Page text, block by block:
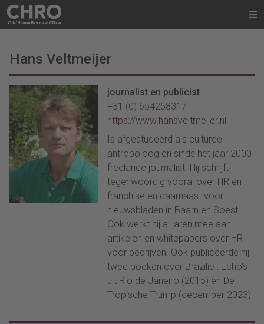
Hans Veltmeijer
journalist en publicist
+31 (0) 654258317
https://www.hansveltmeijer.nl
Is afgestudeerd als cultureel
antropoloog en sinds het jaar 2000
freelance journalist. Hij schrijft
tegenwoordig vooral over HR en
franchise en daarnaast voor
nieuwsbladen in Baarn en Soest.
Ook werkt hij al jaren mee aan
artikelen en whitepapers over HR
voor bedrijven. Ook publiceerde hij
twee boeken over Brazilië , Echo’s
uit Rio de Janeiro (2015) en De
Tropische Trump (december 2023).